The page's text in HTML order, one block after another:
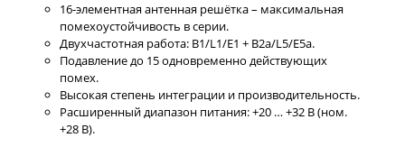
16-элементная антенная решётка – максимальная
помехоустойчивость в серии.
Двухчастотная работа: B1/L1/E1 + B2a/L5/E5a.
Подавление до 15 одновременно действующих
помех.
Высокая степень интеграции и производительность.
Расширенный диапазон питания: +20 … +32 В (ном.
+28 В).